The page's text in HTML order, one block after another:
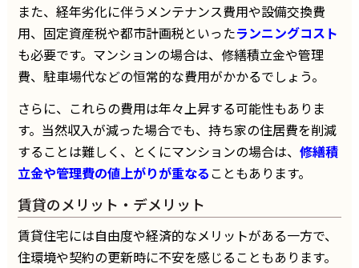
また、経年劣化に伴うメンテナンス費用や設備交換費
用、固定資産税や都市計画税といったランニングコスト
も必要です。マンションの場合は、修繕積立金や管理
費、駐車場代などの恒常的な費用がかかるでしょう。
さらに、これらの費用は年々上昇する可能性もありま
す。当然収入が減った場合でも、持ち家の住居費を削減
することは難しく、とくにマンションの場合は、修繕積
立金や管理費の値上がりが重なることもあります。
賃貸のメリット・デメリット
賃貸住宅には自由度や経済的なメリットがある一方で、
住環境や契約の更新時に不安を感じることもあります。